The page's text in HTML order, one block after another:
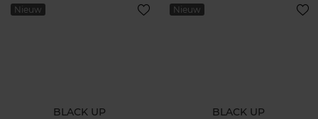
Nieuw
BLACK UP
Nieuw
BLACK UP